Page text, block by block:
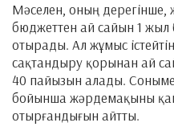
Мәселен, оның дерегінше,
бюджеттен ай сайын 1 жыл
отырады. Ал жұмыс
сақтандыру қорынан ай
40 пайызын алады.
бойынша жәрдемақыны
отырғандығын айтты.